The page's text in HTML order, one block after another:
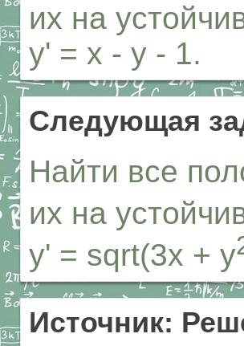
их на
y' = x - y - 1.
Следующая
Найти все
их на
y' = sqrt(3x + y
Источник: